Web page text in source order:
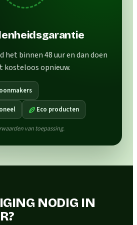
het binnen 48 uur en dan doen
kosteloos opnieuw.
Eco producten
van toepassing.
NODIG IN